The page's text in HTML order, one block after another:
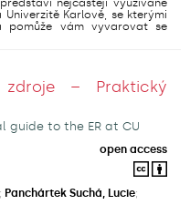
Karlově, se kterými
pomůže vám vyvarovat se
zdroje – Praktický
guide to the ER at CU
open access
; Panchártek Suchá, Lucie;